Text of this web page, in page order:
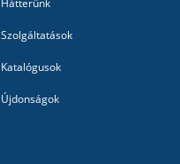
Hátterünk
Szolgáltatások
Katalógusok
Újdonságok